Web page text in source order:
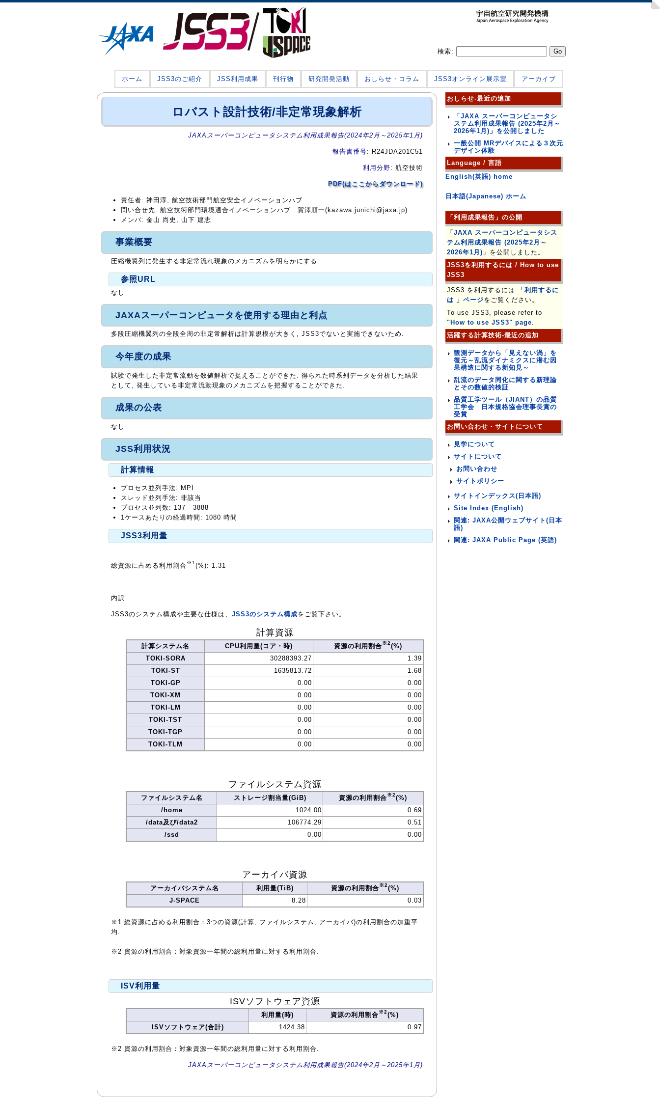
検索:
ホーム JSS3のご紹介 JSS利用成果 刊行物 研究開発活動 おしらせ・コラム JSS3オンライン展示室 アーカイブ
ロバスト設計技術/非定常現象解析
JAXAスーパーコンピュータシステム利用成果報告(2024年2月～2025年1月)
報告書番号: R24JDA201C51
利用分野: 航空技術
PDF(はここからダウンロード)
責任者: 神田淳, 航空技術部門航空安全イノベーションハブ
問い合せ先: 航空技術部門環境適合イノベーションハブ 賀澤順一(kazawa.junichi@jaxa.jp)
メンバ: 金山 尚史, 山下 建志
事業概要
圧縮機翼列に発生する非定常流れ現象のメカニズムを明らかにする.
参照URL
なし
JAXAスーパーコンピュータを使用する理由と利点
多段圧縮機翼列の全段全周の非定常解析は計算規模が大きく, JSS3でないと実施できないため.
今年度の成果
試験で発生した非定常流動を数値解析で捉えることができた. 得られた時系列データを分析した結果
として, 発生している非定常流動現象のメカニズムを把握することができた.
成果の公表
なし
JSS利用状況
計算情報
プロセス並列手法: MPI
スレッド並列手法: 非該当
プロセス並列数: 137 - 3888
1ケースあたりの経過時間: 1080 時間
JSS3利用量
総資源に占める利用割合※1 (%): 1.31
内訳
JSS3のシステム構成や主要な仕様は、 JSS3のシステム構成をご覧下さい。
計算資源
計算システム名 CPU利用量(コア・時) 資源の利用割合※2(%)
TOKI-SORA
30288393.27
1.39
TOKI-ST
1635813.72
1.68
TOKI-GP
0.00
0.00
TOKI-XM
0.00
0.00
TOKI-LM
0.00
0.00
TOKI-TST
0.00
0.00
TOKI-TGP
0.00
0.00
TOKI-TLM
0.00 0.00
ファイルシステム資源
ファイルシステム名 ストレージ割当量(GiB) 資源の利用割合※2(%)
/home
1024.00
0.69
/data及び/data2
106774.29
0.51
/ssd
0.00 0.00
アーカイバ資源
アーカイバシステム名 利用量(TiB) 資源の利用割合※2(%)
J-SPACE
8.28 0.03
※1 総資源に占める利用割合：3つの資源(計算, ファイルシステム, アーカイバ)の利用割合の加重平
均.
※2 資源の利用割合：対象資源一年間の総利用量に対する利用割合.
ISV利用量
ISVソフトウェア資源
利用量(時) 資源の利用割合※2(%)
ISVソフトウェア(合計)
1424.38 0.97
※2 資源の利用割合：対象資源一年間の総利用量に対する利用割合.
JAXAスーパーコンピュータシステム利用成果報告(2024年2月～2025年1月)
おしらせ-最近の追加
「JAXA スーパーコンピュータシ
ステム利用成果報告 (2025年2月～
2026年1月)」を公開しました
一般公開 MRデバイスによる３次元
デザイン体験
Language / 言語
English(英語) home
日本語(Japanese) ホーム
「利用成果報告」の公開
「 JAXA スーパーコンピュータシス
テム利用成果報告 (2025年2月～
2026年1月) 」を公開しました。
JSS3を利用するには / How to use
JSS3
JSS3 を利用するには
「利用するに
は 」ページをご覧ください。
To use JSS3, please refer to
"How to use JSS3" page.
活躍する計算技術-最近の追加
観測データから「見えない渦」を
復元～乱流ダイナミクスに潜む因
果構造に関する新知見～
乱流のデータ同化に関する新理論
とその数値的検証
品質工学ツール（JIANT）の品質
工学会 日本規格協会理事長賞の
受賞
お問い合わせ・サイトについて
見学について
サイトについて
お問い合わせ
サイトポリシー
サイトインデックス(日本語)
Site Index (English)
関連: JAXA公開ウェブサイト(日本
語)
関連: JAXA Public Page (英語)